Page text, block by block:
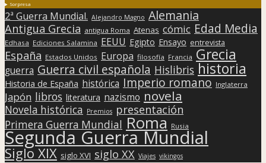
Sorpresa
2ª Guerra Mundial. Alejandro Magno Alemania
Antigua Grecia antigua Roma Atenas cómic Edad Media
Edhasa Ediciones Salamina EEUU Egipto Ensayo entrevista
España Estados Unidos Europa filosofía Francia Grecia
guerra Guerra civil española Hislibris historia
Historia de España histórica Imperio romano Inglaterra
Japón libros literatura nazismo novela
Novela histórica Premios presentación
Primera Guerra Mundial Roma Rusia
Segunda Guerra Mundial
Siglo XIX siglo XVI siglo XX Viajes vikingos